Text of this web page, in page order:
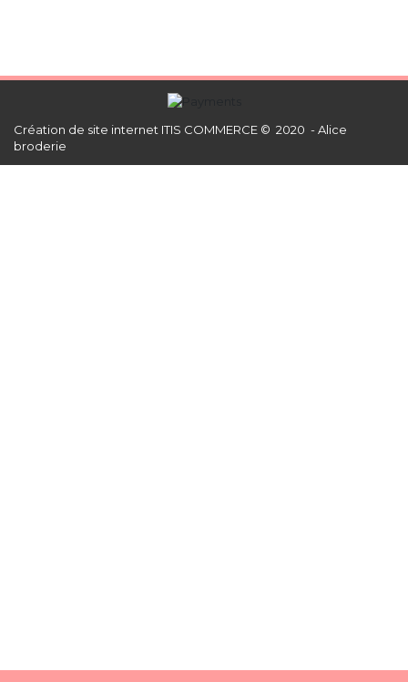
Création de site internet ITIS COMMERCE © 2020 - Alice
broderie